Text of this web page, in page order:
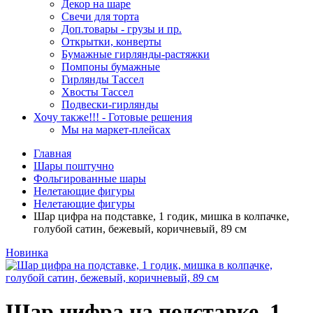
Декор на шаре
Свечи для торта
Доп.товары - грузы и пр.
Открытки, конверты
Бумажные гирлянды-растяжки
Помпоны бумажные
Гирлянды Тассел
Хвосты Тассел
Подвески-гирлянды
Хочу также!!! - Готовые решения
Мы на маркет-плейсах
Главная
Шары поштучно
Фольгированные шары
Нелетающие фигуры
Нелетающие фигуры
Шар цифра на подставке, 1 годик, мишка в колпачке,
голубой сатин, бежевый, коричневый, 89 см
Новинка